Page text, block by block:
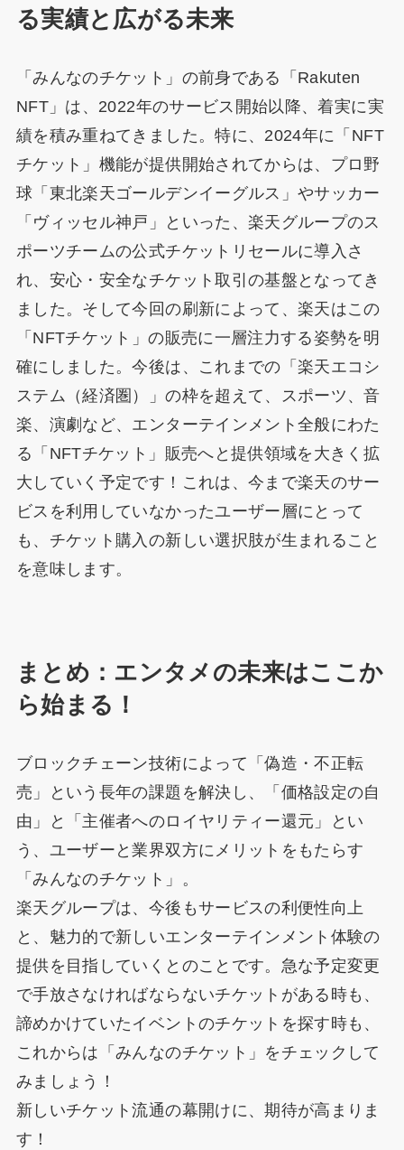
る実績と広がる未来
「みんなのチケット」の前身である「Rakuten
NFT」は、2022年のサービス開始以降、着実に実
績を積み重ねてきました。特に、2024年に「NFT
チケット」機能が提供開始されてからは、プロ野
球「東北楽天ゴールデンイーグルス」やサッカー
「ヴィッセル神戸」といった、楽天グループのス
ポーツチームの公式チケットリセールに導入さ
れ、安心・安全なチケット取引の基盤となってき
ました。そして今回の刷新によって、楽天はこの
「NFTチケット」の販売に一層注力する姿勢を明
確にしました。今後は、これまでの「楽天エコシ
ステム（経済圏）」の枠を超えて、スポーツ、音
楽、演劇など、エンターテインメント全般にわた
る「NFTチケット」販売へと提供領域を大きく拡
大していく予定です！これは、今まで楽天のサー
ビスを利用していなかったユーザー層にとって
も、チケット購入の新しい選択肢が生まれること
を意味します。
まとめ：エンタメの未来はここか
ら始まる！
ブロックチェーン技術によって「偽造・不正転
売」という長年の課題を解決し、「価格設定の自
由」と「主催者へのロイヤリティー還元」とい
う、ユーザーと業界双方にメリットをもたらす
「みんなのチケット」。
楽天グループは、今後もサービスの利便性向上
と、魅力的で新しいエンターテインメント体験の
提供を目指していくとのことです。急な予定変更
で手放さなければならないチケットがある時も、
諦めかけていたイベントのチケットを探す時も、
これからは「みんなのチケット」をチェックして
みましょう！
新しいチケット流通の幕開けに、期待が高まりま
す！